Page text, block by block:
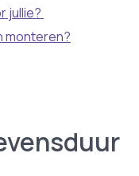
jullie?
monteren?